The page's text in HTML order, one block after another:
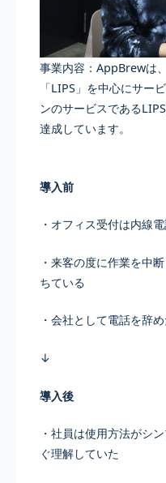
事業内容：AppBrewは
「LIPS」を中心にサー
ンのサービスである
達成しています。
導入前
・オフィス受付は内線
・来客の度に作業を中
ちている
・会社として電話を辞
↓
導入後
・社員は使用方法がシ
ぐ理解していた